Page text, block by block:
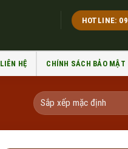
HOTLINE:
LIÊN HỆ CHÍNH SÁCH BẢO MẬT